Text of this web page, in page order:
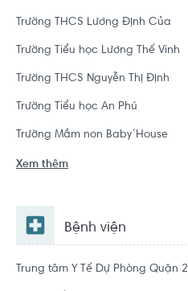
Trường THCS Lương Định Của
Trường Tiểu học Lương Thế Vinh
Trường THCS Nguyễn Thị Định
Trường Tiểu học An Phú
Trường Mầm non Baby´House
Xem thêm
Bệnh viện
Trung tâm Y Tế Dự Phòng Quận 2